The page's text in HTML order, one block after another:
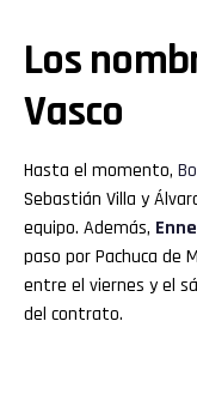
Los
Vasco
Hasta el momento,
Sebastián Villa y
equipo. Además,
paso por Pachuca de
entre el viernes y el
del contrato.